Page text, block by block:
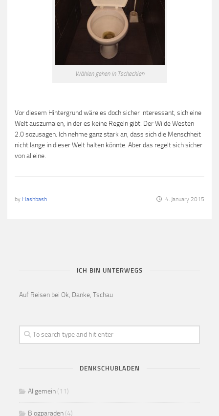
Wählen gehen in Tschechien
Vor diesem Hintergrund wäre es doch sicher interessant, sich eine
Welt auszumalen, in der es keine Regeln gibt. Der Wilde Westen
2.0 sozusagen. Ich nehme ganz stark an, dass sich die Menschheit
nicht lange in dieser Welt halten könnte. Aber das regelt sich sicher
von alleine.
by Flashbash 4. January 2015
ICH BIN UNTERWEGS
Auf Reisen bei Ok, Danke, Tschau
DENKSCHUBLADEN
Allgemein (11)
Blogparaden (4)